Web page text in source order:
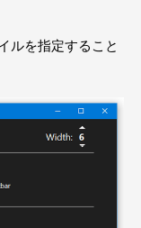
ルを指定すること